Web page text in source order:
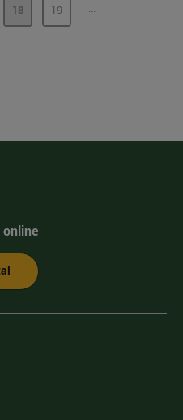
PÀGINA
18 PÀGINA
19 ...PÀGINES
online